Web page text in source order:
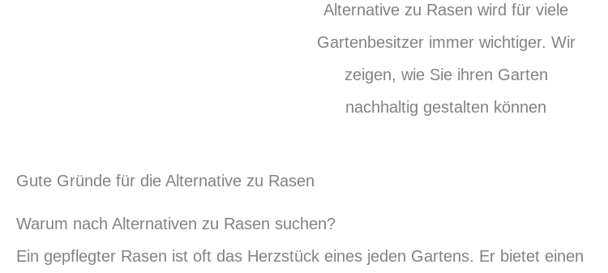
Alternative zu Rasen wird für viele
Gartenbesitzer immer wichtiger. Wir
zeigen, wie Sie ihren Garten
nachhaltig gestalten können
Gute Gründe für die Alternative zu Rasen
Warum nach Alternativen zu Rasen suchen?
Ein gepflegter Rasen ist oft das Herzstück eines jeden Gartens. Er bietet einen